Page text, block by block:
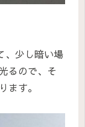
、少し暗い場
るので、そ
ます。